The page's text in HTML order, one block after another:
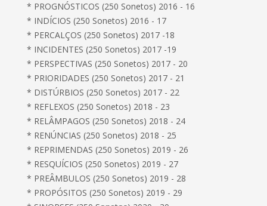
* PROGNÓSTICOS (250 Sonetos) 2016 - 16
* INDÍCIOS (250 Sonetos) 2016 - 17
* PERCALÇOS (250 Sonetos) 2017 -18
* INCIDENTES (250 Sonetos) 2017 -19
* PERSPECTIVAS (250 Sonetos) 2017 - 20
* PRIORIDADES (250 Sonetos) 2017 - 21
* DISTÚRBIOS (250 Sonetos) 2017 - 22
* REFLEXOS (250 Sonetos) 2018 - 23
* RELÂMPAGOS (250 Sonetos) 2018 - 24
* RENÚNCIAS (250 Sonetos) 2018 - 25
* REPRIMENDAS (250 Sonetos) 2019 - 26
* RESQUÍCIOS (250 Sonetos) 2019 - 27
* PREÂMBULOS (250 Sonetos) 2019 - 28
* PROPÓSITOS (250 Sonetos) 2019 - 29